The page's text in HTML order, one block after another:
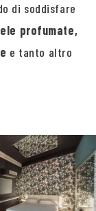
di soddisfare
profumate,
e tanto altro